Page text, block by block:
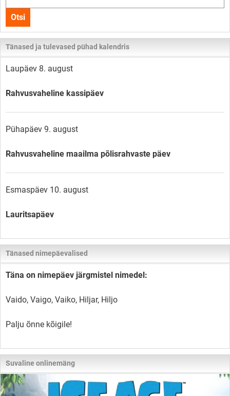
kogu
lehelt
Otsi
Tänased ja tulevased pühad kalendris
Laupäev 8. august
Rahvusvaheline kassipäev
Pühapäev 9. august
Rahvusvaheline maailma põlisrahvaste päev
Esmaspäev 10. august
Lauritsapäev
Tänased nimepäevalised
Täna on nimepäev järgmistel nimedel:
Vaido, Vaigo, Vaiko, Hiljar, Hiljo
Palju õnne kõigile!
Suvaline onlinemäng